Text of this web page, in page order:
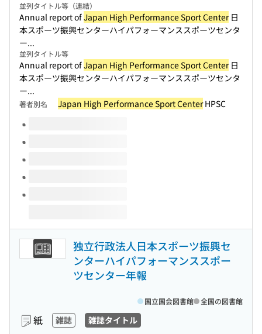
並列タイトル等（連結）
Annual report ofJapan High Performance Sport Center日
本スポーツ振興センターハイパフォーマンススポーツセンタ
ー...
並列タイトル等
Annual report ofJapan High Performance Sport Center日
本スポーツ振興センターハイパフォーマンススポーツセンタ
ー...
著者別名 Japan High Performance Sport CenterHPSC
このタイトルの巻号
独立行政法人日本スポーツ振興セ
ンターハイパフォーマンススポー
ツセンター年報
紙 雑誌 雑誌タイトル
国立国会図書館 全国の図書館